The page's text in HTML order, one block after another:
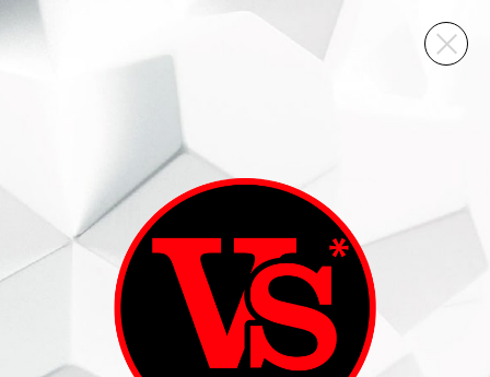
ВИННЫЙ СКЛАД